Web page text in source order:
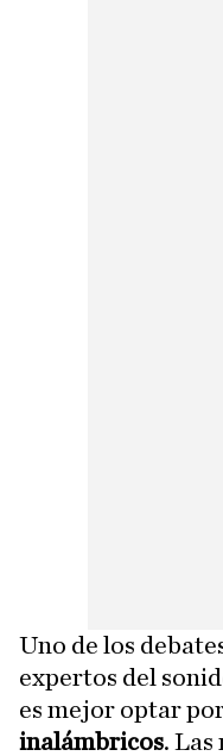
Uno de los
expertos del
es mejor optar
inalámbricos. Las